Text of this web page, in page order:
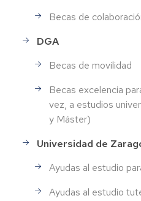
Becas de
DGA
Becas de movilidad
Becas excelencia
vez, a estudios
y Máster)
Universidad de
Ayudas al estudio
Ayudas al estudio